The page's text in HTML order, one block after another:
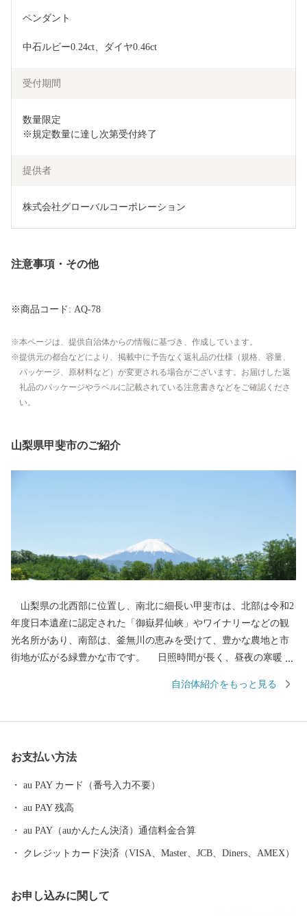
ペンダント
中石ルビー0.24ct、ダイヤ0.46ct
受付期間
数量限定
※規定数量に達し次第受付終了
提供者
株式会社グローバルコーポレーション
注意事項・その他
※商品コード: AQ-78
本ページは、提供自治体からの情報に基づき、作成しています。
提供元の都合などにより、掲載中に予告なく返礼品の仕様（規格、容量、
パッケージ、原材料など）が変更される場合がございます。お届けした返
礼品のパッケージやラベルに記載されている注意書きなどをご確認くださ
い。
山梨県甲斐市のご紹介
山梨県の北西部に位置し、南北に細長い甲斐市は、北部は令和2
年度日本遺産に認定された「御嶽昇仙峡」やワイナリーなどの観
光名所があり、南部は、釜無川の恵みを受けて、豊かな農地と市
街地が広がる緑豊かな市です。 日照時間が長く、昼夜の寒暖差
人気のシャインマスカットをはじめ、ブドウを原材料とするワイ
む「オーガニック卵」など数多くの特産品があります。 豊かな
自治体紹介をもっと見る
お支払い方法
au PAY カード（番号入力不要）
au PAY 残高
au PAY（auかんたん決済）通信料金合算
クレジットカード決済（VISA、Master、JCB、Diners、AMEX）
お申し込みに関して